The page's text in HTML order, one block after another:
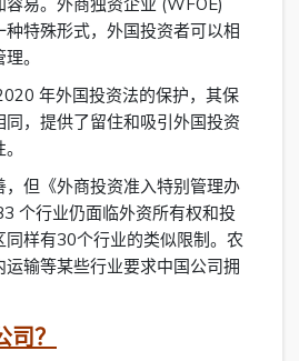
特殊形式，外国投资者可以相
。
年外国投资法的保护，其保
，提供了留住和吸引外国投资
但《外商投资准入特别管理办
个行业仍面临外资所有权和投
样有30个行业的类似限制。农
输等某些行业要求中国公司拥
？